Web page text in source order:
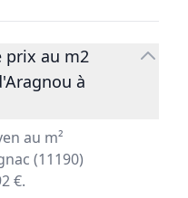
prix au m2
à
au m²
(11190)
€.